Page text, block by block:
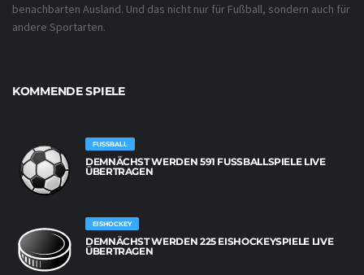
benachbarten Ausland. Und das nicht nur für Fußball, sondern auch für
andere Sportarten.
KOMMENDE SPIELE
FUSSBALL
DEMNÄCHST WERDEN 591 FUSSBALLSPIELE LIVE Ü
BERTRAGEN
EISHOCKEY
DEMNÄCHST WERDEN 225 EISHOCKEYSPIELE LIVE
ÜBERTRAGEN